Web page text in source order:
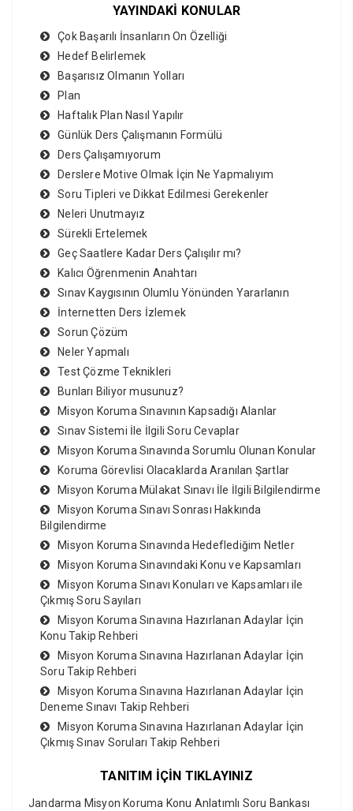
YAYINDAKİ KONULAR
Çok Başarılı İnsanların On Özelliği
Hedef Belirlemek
Başarısız Olmanın Yolları
Plan
Haftalık Plan Nasıl Yapılır
Günlük Ders Çalışmanın Formülü
Ders Çalışamıyorum
Derslere Motive Olmak İçin Ne Yapmalıyım
Soru Tipleri ve Dikkat Edilmesi Gerekenler
Neleri Unutmayız
Sürekli Ertelemek
Geç Saatlere Kadar Ders Çalışılır mı?
Kalıcı Öğrenmenin Anahtarı
Sınav Kaygısının Olumlu Yönünden Yararlanın
İnternetten Ders İzlemek
Sorun Çözüm
Neler Yapmalı
Test Çözme Teknikleri
Bunları Biliyor musunuz?
Misyon Koruma Sınavının Kapsadığı Alanlar
Sınav Sistemi İle İlgili Soru Cevaplar
Misyon Koruma Sınavında Sorumlu Olunan Konular
Koruma Görevlisi Olacaklarda Aranılan Şartlar
Misyon Koruma Mülakat Sınavı İle İlgili Bilgilendirme
Misyon Koruma Sınavı Sonrası Hakkında
Bilgilendirme
Misyon Koruma Sınavında Hedeflediğim Netler
Misyon Koruma Sınavındaki Konu ve Kapsamları
Misyon Koruma Sınavı Konuları ve Kapsamları ile
Çıkmış Soru Sayıları
Misyon Koruma Sınavına Hazırlanan Adaylar İçin
Konu Takip Rehberi
Misyon Koruma Sınavına Hazırlanan Adaylar İçin
Soru Takip Rehberi
Misyon Koruma Sınavına Hazırlanan Adaylar İçin
Deneme Sınavı Takip Rehberi
Misyon Koruma Sınavına Hazırlanan Adaylar İçin
Çıkmış Sınav Soruları Takip Rehberi
TANITIM İÇİN TIKLAYINIZ
Jandarma Misyon Koruma Konu Anlatımlı Soru Bankası